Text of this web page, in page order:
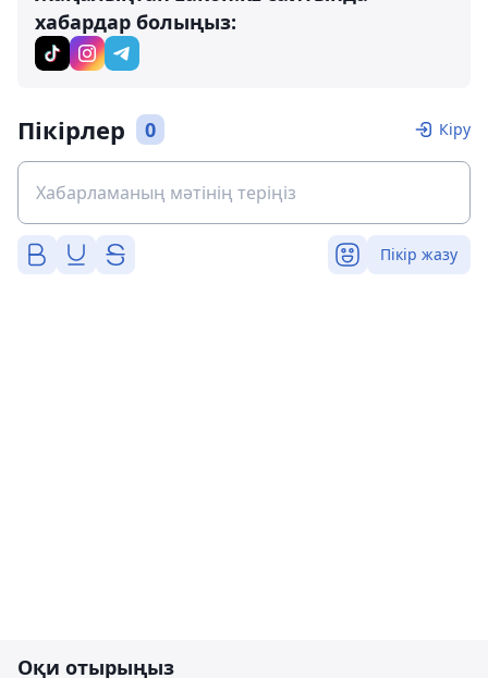
хабардар болыңыз:
Пікірлер 0 Кіру
Пікір жазу
Оқи отырыңыз